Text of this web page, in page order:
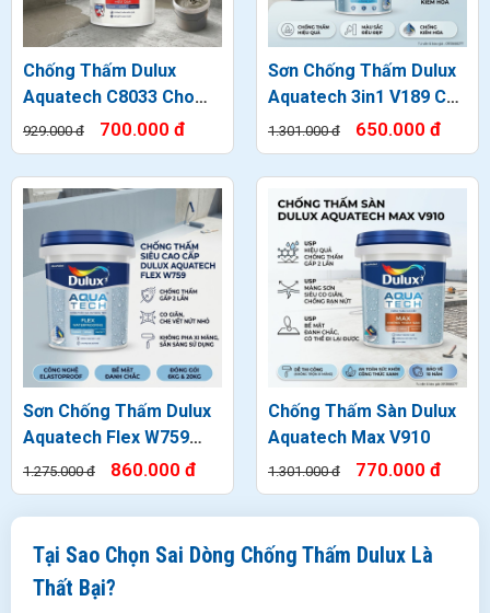
Chống Thấm Dulux
Aquatech C8033 Cho
Tường Xi Măng & Bê
Tông
929.000 đ 700.000 đ
Sơn Chống Thấm Dulux
Aquatech 3in1 V189 Cho
Tường Ngoại Thất
1.301.000 đ 650.000 đ
Sơn Chống Thấm Dulux
Aquatech Flex W759
Ngoại Thất
1.275.000 đ 860.000 đ
Chống Thấm Sàn Dulux
Aquatech Max V910
1.301.000 đ 770.000 đ
Tại Sao Chọn Sai Dòng Chống Thấm Dulux Là
Thất Bại?